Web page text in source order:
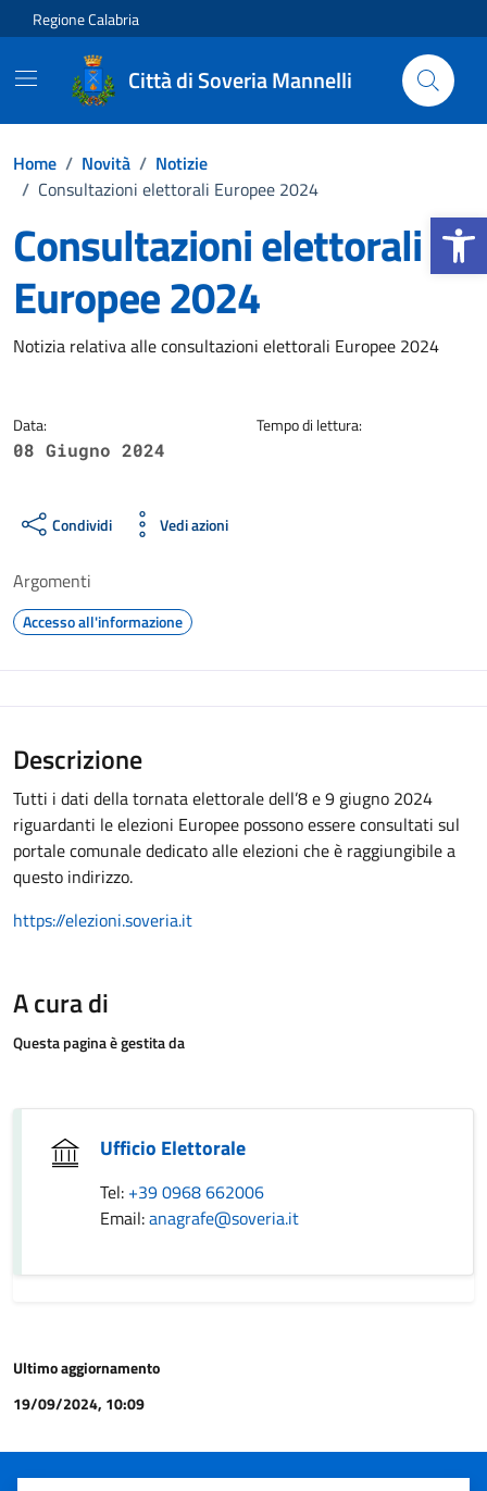
Apri la
Vai ai contenuti
Vai al footer
Regione Calabria
Città di Soveria Mannelli
Home / Novità / Notizie
/ Consultazioni elettorali Europee 2024
Consultazioni elettorali
Europee 2024
Dettagli della notizia
Notizia relativa alle consultazioni elettorali Europee 2024
Data:
08 Giugno 2024
Tempo di lettura:
Condividi Vedi azioni
Argomenti
Accesso all'informazione
Descrizione
Tutti i dati della tornata elettorale dell’8 e 9 giugno 2024
riguardanti le elezioni Europee possono essere consultati sul
portale comunale dedicato alle elezioni che è raggiungibile a
questo indirizzo.
https://elezioni.soveria.it
A cura di
Questa pagina è gestita da
Ufficio Elettorale
Tel: +39 0968 662006
Email:anagrafe@soveria.it
Ultimo aggiornamento
19/09/2024, 10:09